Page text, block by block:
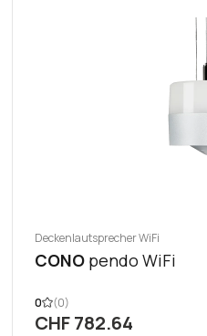
Deckenlautsprecher WiFi
CONO pendo WiFi
0 (0)
CHF 782.64